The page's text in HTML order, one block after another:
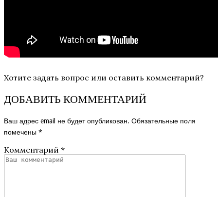
Хотите задать вопрос или оставить комментарий?
ДОБАВИТЬ КОММЕНТАРИЙ
Ваш адрес email не будет опубликован. Обязательные поля
помечены *
Комментарий *